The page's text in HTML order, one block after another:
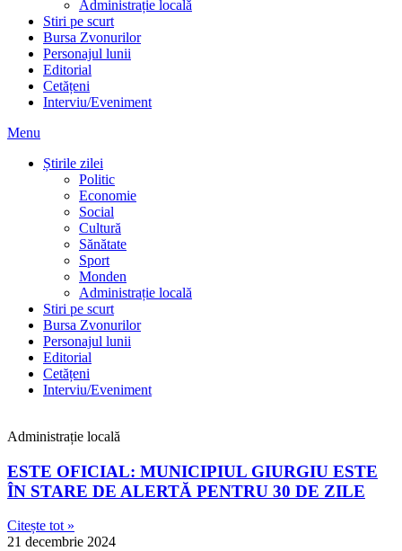
Administrație locală
Stiri pe scurt
Bursa Zvonurilor
Personajul lunii
Editorial
Cetățeni
Interviu/Eveniment
Menu
Știrile zilei
Politic
Economie
Social
Cultură
Sănătate
Sport
Monden
Administrație locală
Stiri pe scurt
Bursa Zvonurilor
Personajul lunii
Editorial
Cetățeni
Interviu/Eveniment
Administrație locală
ESTE OFICIAL: MUNICIPIUL GIURGIU ESTE
ÎN STARE DE ALERTĂ PENTRU 30 DE ZILE
Citește tot »
21 decembrie 2024